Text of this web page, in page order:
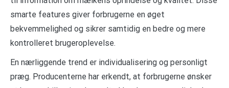
smarte features giver forbrugerne en øget
bekvemmelighed og sikrer samtidig en bedre og mere
kontrolleret brugeroplevelse.
En nærliggende trend er individualisering og personligt
præg. Producenterne har erkendt, at forbrugerne ønsker